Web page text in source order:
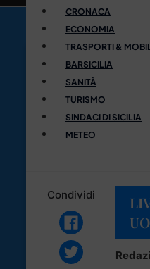
CRONACA
ECONOMIA
TRASPORTI &
BARSICILIA
SANITÀ
TURISMO
SINDACI DI SICILIA
METEO
Condividi